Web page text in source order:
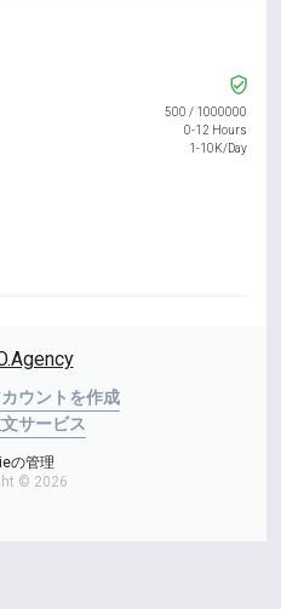
500 / 1000000
0-12 Hours
1-10K/Day
ウントを作成
サービス
の管理
© 2026